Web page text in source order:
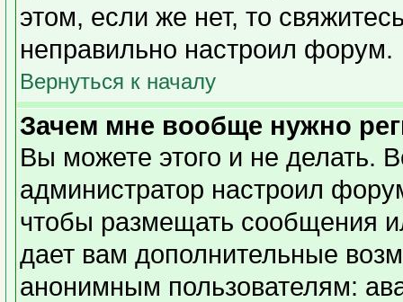
этом, если же нет, то
неправильно настроил форум.
Вернуться к началу
Зачем мне вообще нужно
Вы можете этого и не делать.
администратор настроил
чтобы размещать сообщения
дает вам дополнительные
анонимным пользователям: